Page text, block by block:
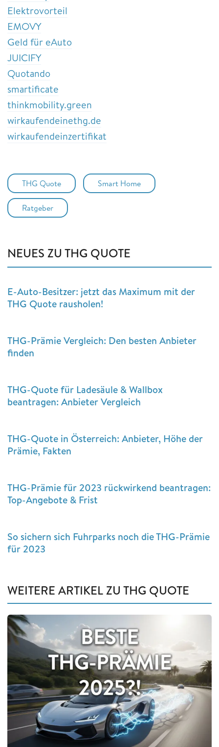
Elektrovorteil
EMOVY
Geld für eAuto
JUICIFY
Quotando
smartificate
thinkmobility.green
wirkaufendeinethg.de
wirkaufendeinzertifikat
THG Quote Smart Home
Ratgeber
NEUES ZU THG QUOTE
E-Auto-Besitzer: jetzt das Maximum mit der
THG Quote rausholen!
THG-Prämie Vergleich: Den besten Anbieter
finden
THG-Quote für Ladesäule & Wallbox
beantragen: Anbieter Vergleich
THG-Quote in Österreich: Anbieter, Höhe der
Prämie, Fakten
THG-Prämie für 2023 rückwirkend beantragen:
Top-Angebote & Frist
So sichern sich Fuhrparks noch die THG-Prämie
für 2023
WEITERE ARTIKEL ZU THG QUOTE